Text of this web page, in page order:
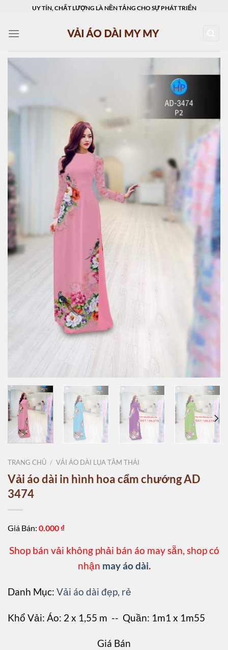
content
UY TÍN, CHẤT LƯỢNG LÀ NỀN TẢNG CHO SỰ PHÁT TRIỂN
TRANG CHỦ / VẢI ÁO DÀI LỤA TẰM THÁI
Vải áo dài in hình hoa cẩm chướng AD
3474
Giá Bán: 0.000 ₫
Shop bán vải không phải bán áo may sẵn, shop có
nhận may áo dài.
Danh Mục: Vải áo dài đẹp, rẻ
Khổ Vải: Áo: 2 x 1,55 m -- Quần: 1m1 x 1m55
Giá Bán